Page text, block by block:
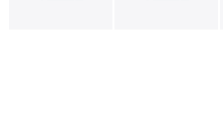
En savoir plus sur nos emballages